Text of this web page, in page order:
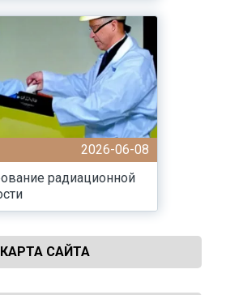
2026-06-08
радиационной
КАРТА САЙТА